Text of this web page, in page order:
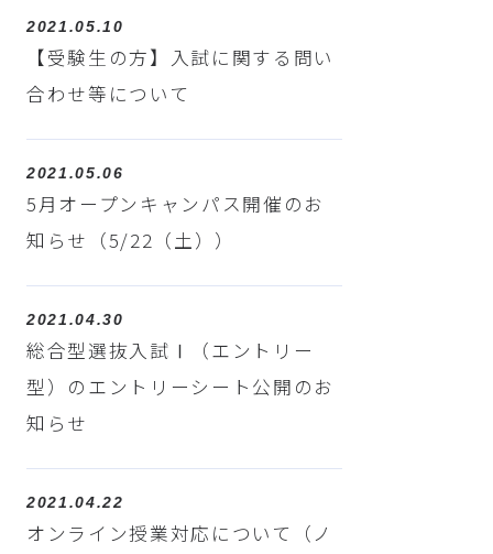
2021.05.10
【受験生の方】入試に関する問い
合わせ等について
2021.05.06
5月オープンキャンパス開催のお
知らせ（5/22（土））
2021.04.30
総合型選抜入試Ⅰ（エントリー
型）のエントリーシート公開のお
知らせ
2021.04.22
オンライン授業対応について（ノ